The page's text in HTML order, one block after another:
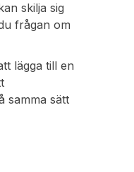
skilja sig
frågan om
lägga till en
samma sätt